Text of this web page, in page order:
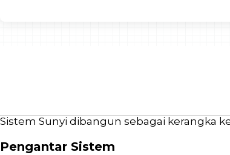
Sistem Sunyi dibangun sebagai kerangka
Pengantar Sistem